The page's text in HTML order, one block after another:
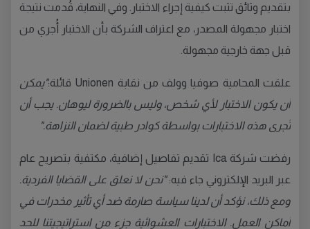
بتقديم وثائق تثبت كيفية إجراء الاختبار. وفي النهاية، قُدمت نتيجة
اختبار مجهولة المصدر، مع اعتراف الشركة بأن الاختبار أُجري من
قبل جهة خارجية مجهولة.
علقت المحامية صوفيا وولف من نقابة Unionen قائلة:
"يمكن
أن يكون الاختبار لأي شخص، وليس بالضرورة ليوهان. يجب أن
تُجرى هذه الاختبارات بواسطة كوادر طبية لضمان النزاهة."
رفضت شركة Ica تقديم تفاصيل إضافية، مكتفية بتصريح عام
عبر البريد الإلكتروني جاء فيه:"نحن لا نعلق على القضايا الفردية.
ومع ذلك، نؤكد أن لدينا سياسة صارمة ضد أي تأثير مخدرات في
أماكن العمل. الاختبارات العشوائية جزء من استراتيجيتنا للحد